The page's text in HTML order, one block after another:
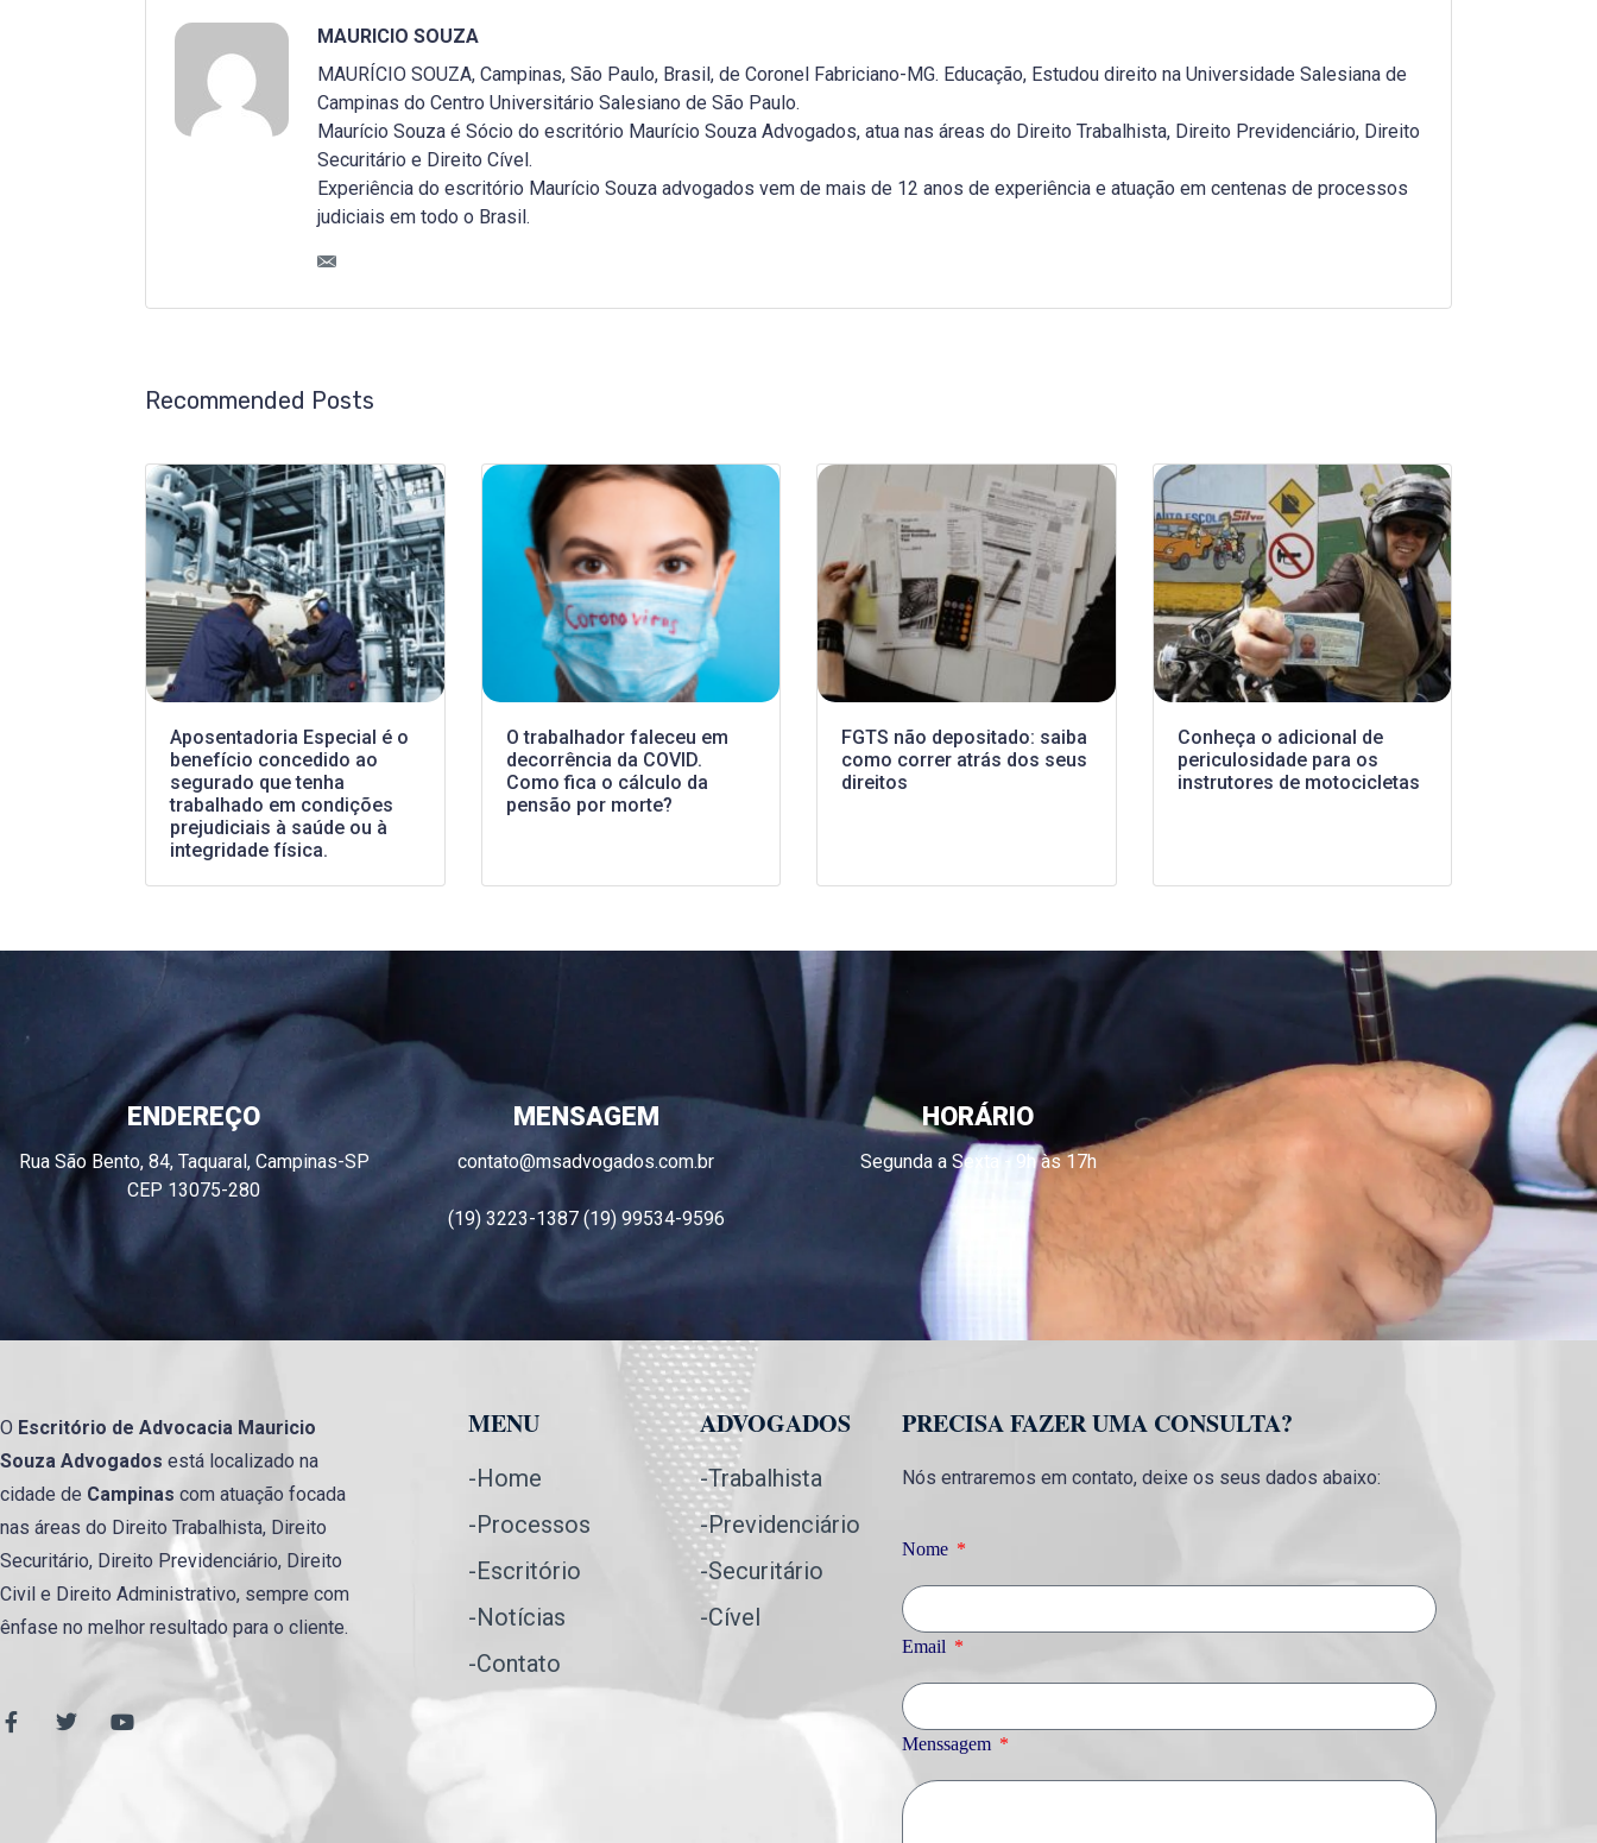
MAURICIO SOUZA
MAURÍCIO SOUZA, Campinas, São Paulo, Brasil, de Coronel Fabriciano-MG. Educação, Estudou direito na Universidade Salesiana de
Campinas do Centro Universitário Salesiano de São Paulo.
Maurício Souza é Sócio do escritório Maurício Souza Advogados, atua nas áreas do Direito Trabalhista, Direito Previdenciário, Direito
Securitário e Direito Cível.
Experiência do escritório Maurício Souza advogados vem de mais de 12 anos de experiência e atuação em centenas de processos
judiciais em todo o Brasil.
Recommended Posts
Aposentadoria Especial é o
benefício concedido ao
segurado que tenha
trabalhado em condições
prejudiciais à saúde ou à
integridade física.
O trabalhador faleceu em
decorrência da COVID.
Como fica o cálculo da
pensão por morte?
FGTS não depositado: saiba
como correr atrás dos seus
direitos
Conheça o adicional de
periculosidade para os
instrutores de motocicletas
ENDEREÇO
Rua São Bento, 84, Taquaral, Campinas-SP
CEP 13075-280
MENSAGEM
contato@msadvogados.com.br
(19) 3223-1387 (19) 99534-9596
HORÁRIO
Segunda a Sexta - 9h às 17h
O Escritório de Advocacia Mauricio
Souza Advogados está localizado na
cidade de Campinas com atuação focada
nas áreas do Direito Trabalhista, Direito
Securitário, Direito Previdenciário, Direito
Civil e Direito Administrativo, sempre com
ênfase no melhor resultado para o cliente.
MENU
-Home
-Processos
-Escritório
-Notícias
-Contato
ADVOGADOS
-Trabalhista
-Previdenciário
-Securitário
-Cível
PRECISA FAZER UMA CONSULTA?
Nós entraremos em contato, deixe os seus dados abaixo:
Nome
Email
Menssagem